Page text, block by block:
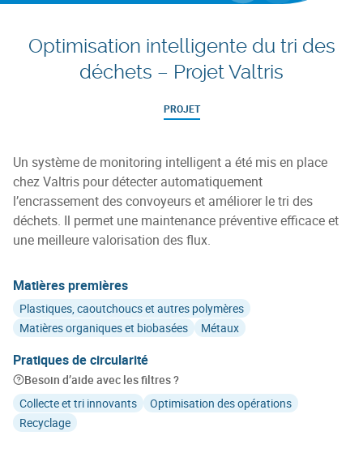
Optimisation intelligente du tri des
déchets – Projet Valtris
PROJET
Un système de monitoring intelligent a été mis en place
chez Valtris pour détecter automatiquement
l’encrassement des convoyeurs et améliorer le tri des
déchets. Il permet une maintenance préventive efficace et
une meilleure valorisation des flux.
Matières premières
Plastiques, caoutchoucs et autres polymères
Matières organiques et biobasées
Métaux
Pratiques de circularité
Besoin d’aide avec les filtres ?
Collecte et tri innovants
Optimisation des opérations
Recyclage